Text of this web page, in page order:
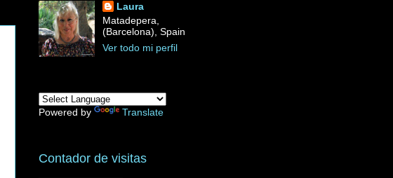
Laura
Matadepera,
(Barcelona), Spain
Ver todo mi perfil
Powered by Translate
Contador de visitas